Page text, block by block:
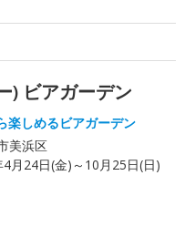
) ビアガーデン
楽しめるビアガーデン
美浜区
4月24日(金)～10月25日(日)